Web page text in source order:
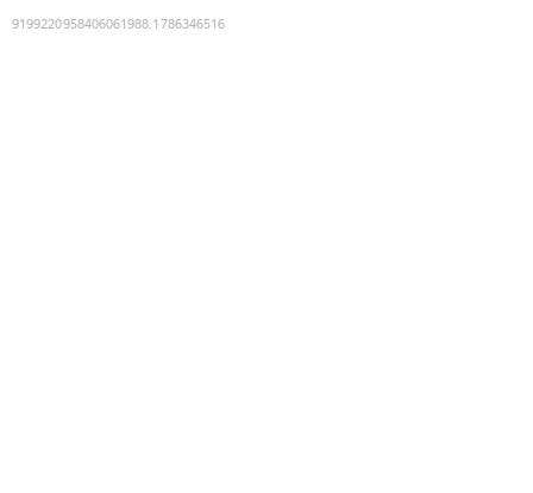
9199220958406061988:1786346516